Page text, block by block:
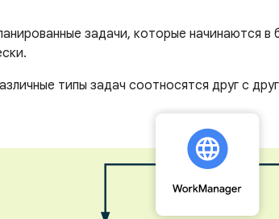
задачи, которые начинаются в
типы задач соотносятся друг с